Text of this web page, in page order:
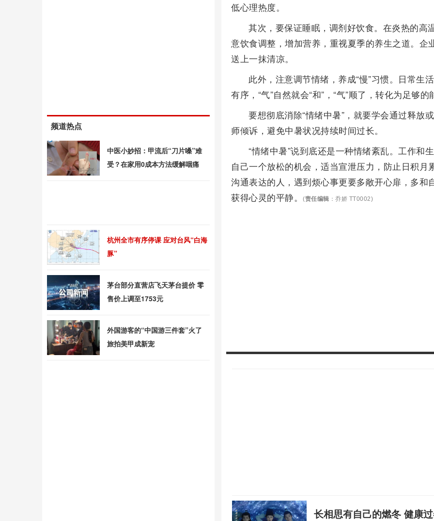
低心理热度。
其次，要保证睡眠，调剂好饮食。在炎热的高
意饮食调整，增加营养，重视夏季的养生之道。企
送上一抹清凉。
此外，注意调节情绪，养成“慢”习惯。日常生
有序，“气”自然就会“和”，“气”顺了，转化为足够
要想彻底消除“情绪中暑”，就要学会通过释放
师倾诉，避免中暑状况持续时间过长。
“情绪中暑”说到底还是一种情绪紊乱。工作和
自己一个放松的机会，适当宣泄压力，防止日积
沟通表达的人，遇到烦心事更要多敞开心扉，多
获得心灵的平静。
(责任编辑 ：乔娇 TT0002)
长相思有自己的燃冬 健康
频道热点
中医小妙招：甲流后“刀片嗓”难
受？在家用0成本方法缓解咽痛
杭州全市有序停课 应对台风“白海
豚”
茅台部分直营店飞天茅台提价 零
售价上调至1753元
外国游客的“中国游三件套”火了
旅拍美甲成新宠